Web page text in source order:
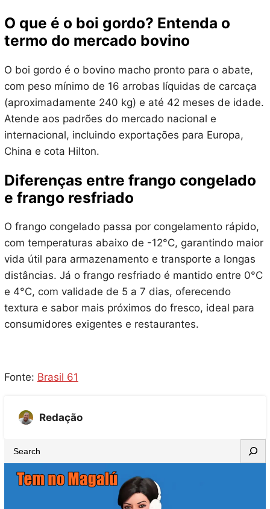
O que é o boi gordo? Entenda o
termo do mercado bovino
O boi gordo é o bovino macho pronto para o abate,
com peso mínimo de 16 arrobas líquidas de carcaça
(aproximadamente 240 kg) e até 42 meses de idade.
Atende aos padrões do mercado nacional e
internacional, incluindo exportações para Europa,
China e cota Hilton.
Diferenças entre frango congelado
e frango resfriado
O frango congelado passa por congelamento rápido,
com temperaturas abaixo de -12°C, garantindo maior
vida útil para armazenamento e transporte a longas
distâncias. Já o frango resfriado é mantido entre 0°C
e 4°C, com validade de 5 a 7 dias, oferecendo
textura e sabor mais próximos do fresco, ideal para
consumidores exigentes e restaurantes.
Fonte: Brasil 61
Redação
e